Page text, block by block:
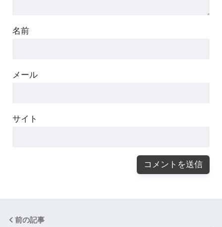
名前
メール
サイト
前の記事